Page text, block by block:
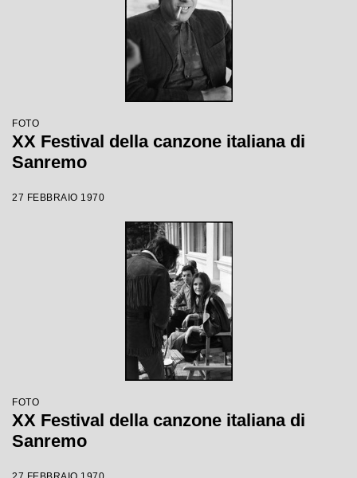
FOTO
XX Festival della canzone italiana di
Sanremo
27 FEBBRAIO 1970
FOTO
XX Festival della canzone italiana di
Sanremo